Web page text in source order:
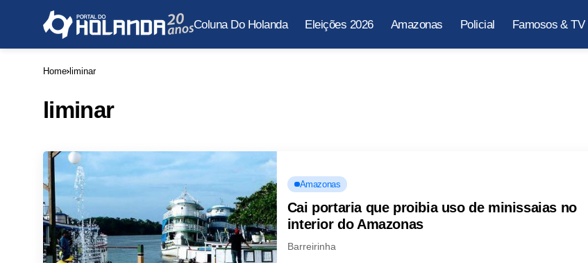
Coluna Do Holanda Eleições 2026 Amazonas Policial Famosos & TV
Home liminar
liminar
Amazonas
Cai portaria que proibia uso de minissaias no
interior do Amazonas
Barreirinha